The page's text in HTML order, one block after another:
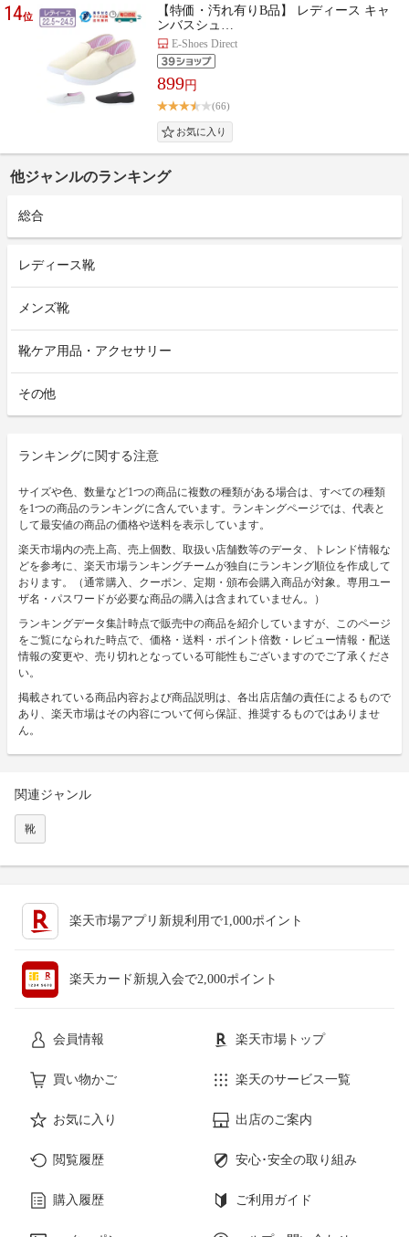
14位
【特価・汚れ有りB品】 レディース キャ
ンバスシュ…
E-Shoes Direct
899円
(66)
他ジャンルのランキング
総合
レディース靴
メンズ靴
靴ケア用品・アクセサリー
その他
ランキングに関する注意
サイズや色、数量など1つの商品に複数の種類がある場合は、すべての種類
を1つの商品のランキングに含んでいます。ランキングページでは、代表と
して最安値の商品の価格や送料を表示しています。
楽天市場内の売上高、売上個数、取扱い店舗数等のデータ、トレンド情報な
どを参考に、楽天市場ランキングチームが独自にランキング順位を作成して
おります。（通常購入、クーポン、定期・頒布会購入商品が対象。専用ユー
ザ名・パスワードが必要な商品の購入は含まれていません。）
ランキングデータ集計時点で販売中の商品を紹介していますが、このページ
をご覧になられた時点で、価格・送料・ポイント倍数・レビュー情報・配送
情報の変更や、売り切れとなっている可能性もございますのでご了承くださ
い。
掲載されている商品内容および商品説明は、各出店店舗の責任によるもので
あり、楽天市場はその内容について何ら保証、推奨するものではありませ
ん。
関連ジャンル
靴
楽天市場アプリ新規利用で1,000ポイント
楽天カード新規入会で2,000ポイント
会員情報 楽天市場トップ
買い物かご 楽天のサービス一覧
お気に入り 出店のご案内
閲覧履歴 安心･安全の取り組み
購入履歴 ご利用ガイド